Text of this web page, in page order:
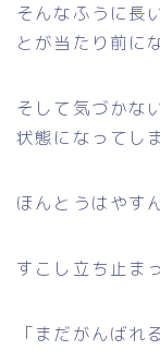
そんなふうに長
とが当たり前に
そして気づかな
状態になってし
ほんとうはやす
すこし立ち止ま
「まだがんばれ